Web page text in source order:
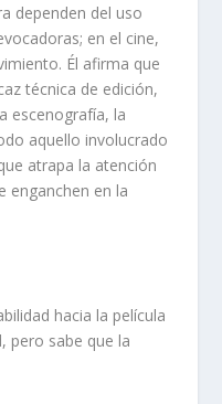
dependen del uso
en el cine,
Él afirma que
técnica de edición,
escenografía, la
aquello involucrado
atrapa la atención
enganchen en la
hacia la película
pero sabe que la